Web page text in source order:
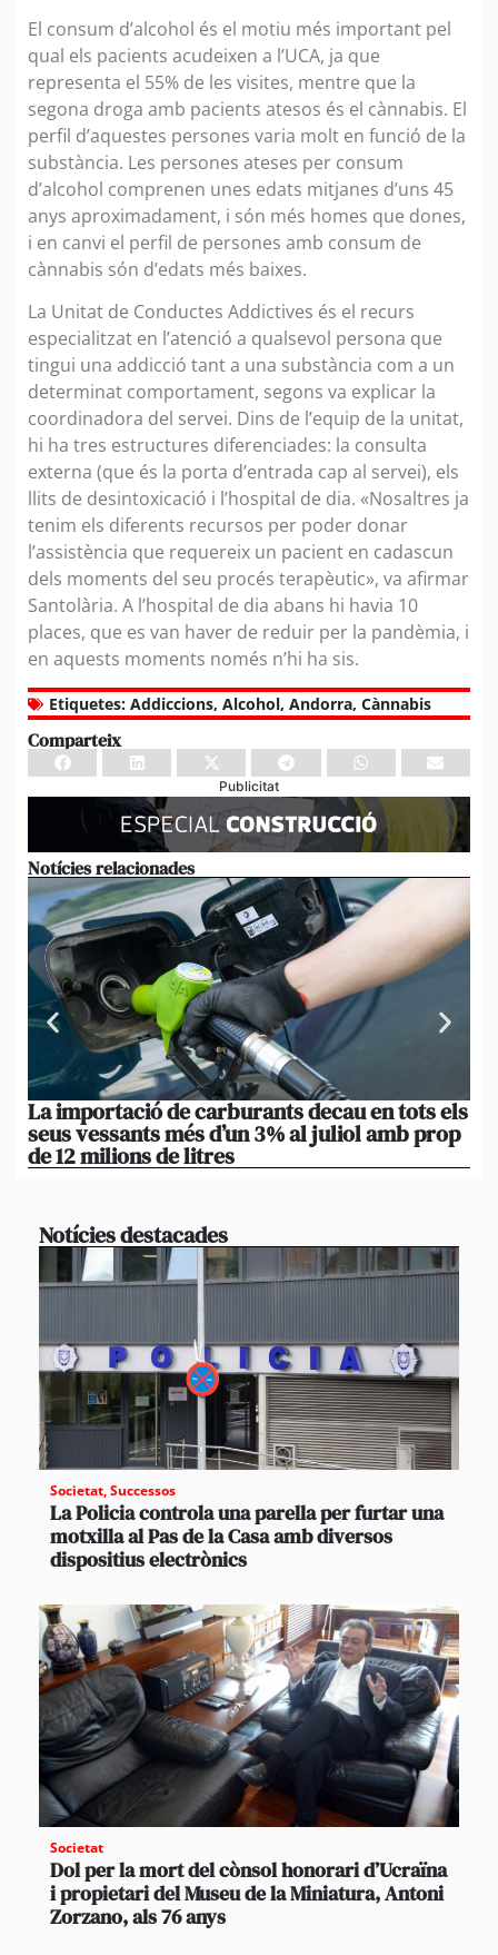
El consum d’alcohol és el motiu més important pel
qual els pacients acudeixen a l’UCA, ja que
representa el 55% de les visites, mentre que la
segona droga amb pacients atesos és el cànnabis. El
perfil d’aquestes persones varia molt en funció de la
substància. Les persones ateses per consum
d’alcohol comprenen unes edats mitjanes d’uns 45
anys aproximadament, i són més homes que dones,
i en canvi el perfil de persones amb consum de
cànnabis són d’edats més baixes.
La Unitat de Conductes Addictives és el recurs
especialitzat en l’atenció a qualsevol persona que
tingui una addicció tant a una substància com a un
determinat comportament, segons va explicar la
coordinadora del servei. Dins de l’equip de la unitat,
hi ha tres estructures diferenciades: la consulta
externa (que és la porta d’entrada cap al servei), els
llits de desintoxicació i l’hospital de dia. «Nosaltres ja
tenim els diferents recursos per poder donar
l’assistència que requereix un pacient en cadascun
dels moments del seu procés terapèutic», va afirmar
Santolària. A l’hospital de dia abans hi havia 10
places, que es van haver de reduir per la pandèmia, i
en aquests moments només n’hi ha sis.
Etiquetes: Addiccions, Alcohol, Andorra, Cànnabis
Comparteix
Publicitat
Notícies relacionades
La importació de carburants decau en tots els
seus vessants més d’un 3% al juliol amb prop
de 12 milions de litres
Notícies destacades
Societat,Successos
La Policia controla una parella per furtar una
motxilla al Pas de la Casa amb diversos
dispositius electrònics
Societat
Dol per la mort del cònsol honorari d’Ucraïna
i propietari del Museu de la Miniatura, Antoni
Zorzano, als 76 anys